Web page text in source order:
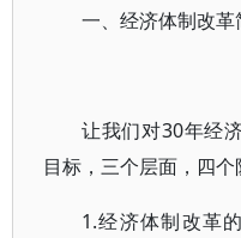
一、经济体制改革
让我们对30年经
目标，三个层面，四个
1.经济体制改革